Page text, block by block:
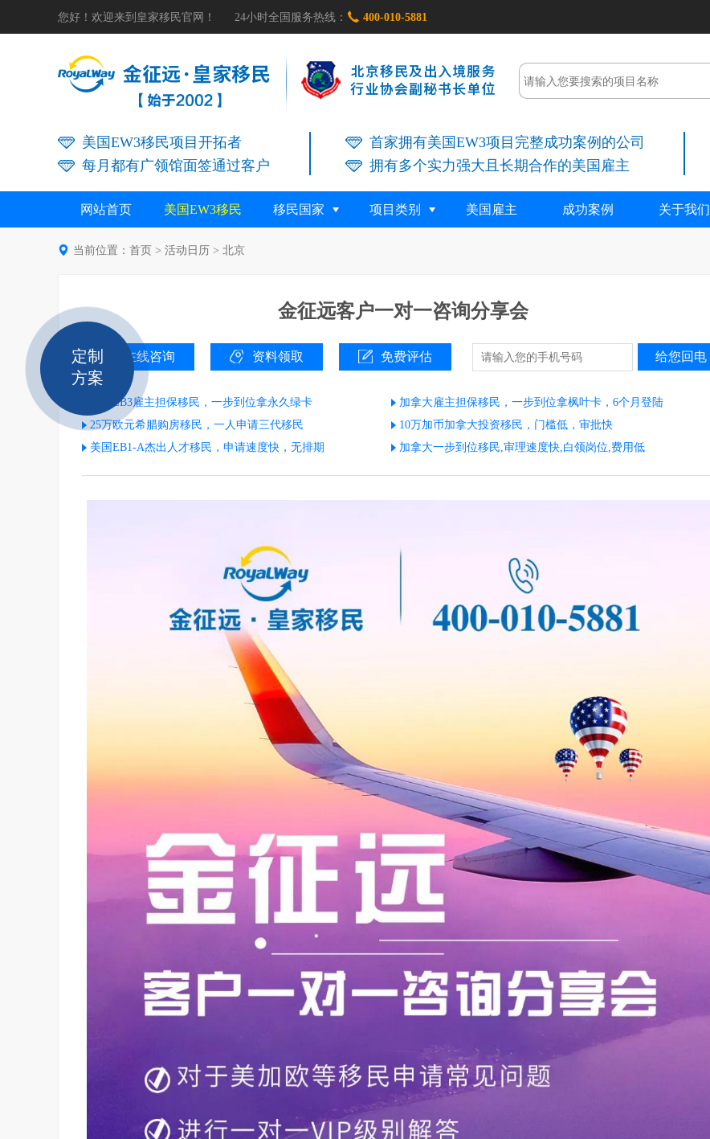
您好！欢迎来到皇家移民官网！ 24小时全国服务热线：  400-010-5881
美国EW3移民项目开拓者
每月都有广领馆面签通过客户
首家拥有美国EW3项目完整成功案例的公司
拥有多个实力强大且长期合作的美国雇主
网站首页 美国EW3移民 移民国家 项目类别 美国雇主 成功案例 关于我们
 当前位置： 首页 > 活动日历 > 北京
金征远客户一对一咨询分享会
在线咨询 资料领取 免费评估
美国EB3雇主担保移民，一步到位拿永久绿卡
加拿大雇主担保移民，一步到位拿枫叶卡，6个月登陆
25万欧元希腊购房移民，一人申请三代移民
10万加币加拿大投资移民，门槛低，审批快
美国EB1-A杰出人才移民，申请速度快，无排期
加拿大一步到位移民,审理速度快,白领岗位,费用低
定制
方案